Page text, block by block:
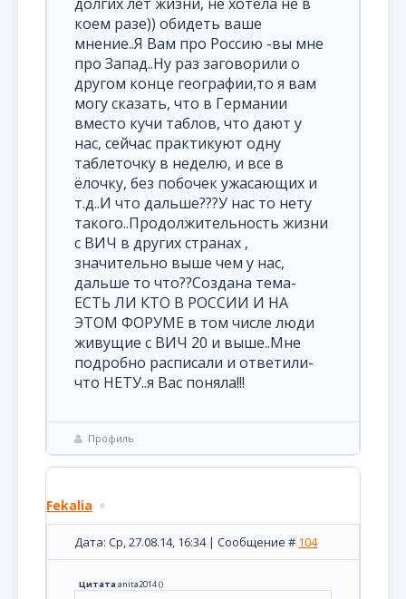
коем разе)) обидеть ваше
мнение..Я Вам про Россию -вы мне
про Запад..Ну раз заговорили о
другом конце географии,то я вам
могу сказать, что в Германии
вместо кучи таблов, что дают у
нас, сейчас практикуют одну
таблеточку в неделю, и все в
ёлочку, без побочек ужасающих и
т.д..И что дальше???У нас то нету
такого..Продолжительность жизни
с ВИЧ в других странах ,
значительно выше чем у нас,
дальше то что??Создана тема-
ЕСТЬ ЛИ КТО В РОССИИ И НА
ЭТОМ ФОРУМЕ в том числе люди
живущие с ВИЧ 20 и выше..Мне
подробно расписали и ответили-
что НЕТУ..я Вас поняла!!!
Профиль
Fekalia
Дата: Ср, 27.08.14, 16:34 | Сообщение # 104
Цитатаanita2014()